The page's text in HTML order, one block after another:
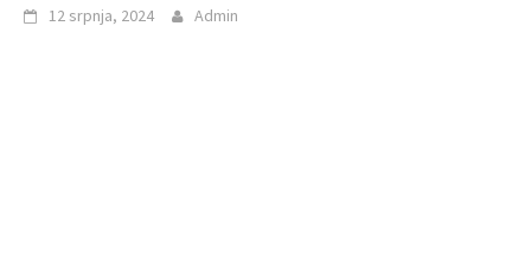
12 srpnja, 2024 Admin